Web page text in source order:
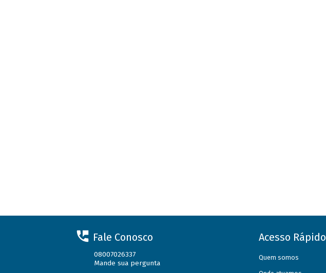
Fale Conosco
08007026337
Mande sua pergunta
Acesso Rápido
Quem somos